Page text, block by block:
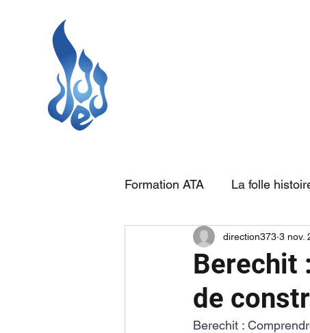
Formation ATA La folle
Berechit
de
direction373 3 nov.
Berechit :